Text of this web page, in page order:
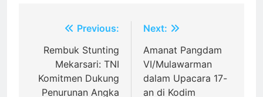
Navigasi
pos
Previous:
Rembuk Stunting
Mekarsari: TNI
Komitmen Dukung
Penurunan Angka
Next:
Amanat Pangdam
VI/Mulawarman
dalam Upacara 17-
an di Kodim